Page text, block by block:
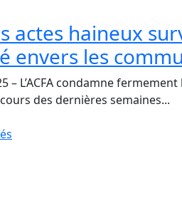
actes haineux
envers les
– L’ACFA condamne
des dernières semaines...